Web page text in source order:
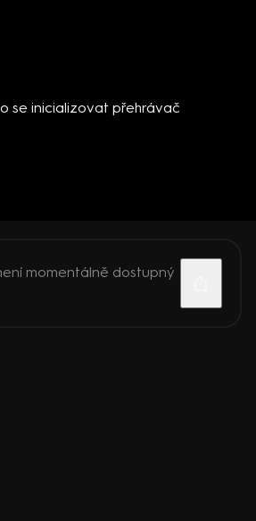
se inicializovat přehrávač
momentálně dostupný